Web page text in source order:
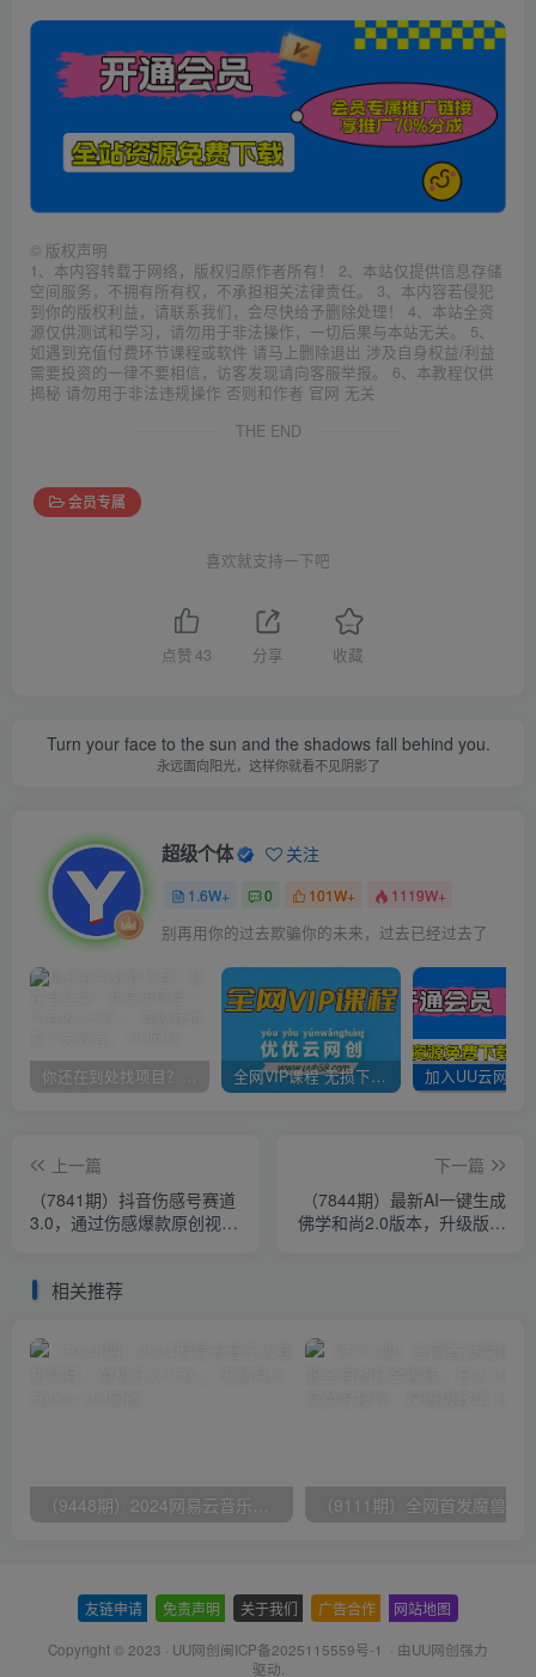
© 版权声明
1、本内容转载于网络，版权归原作者所有！ 2、本站仅提供信息存储
空间服务，不拥有所有权，不承担相关法律责任。 3、本内容若侵犯
到你的版权利益，请联系我们，会尽快给予删除处理！ 4、本站全资
源仅供测试和学习，请勿用于非法操作，一切后果与本站无关。 5、
如遇到充值付费环节课程或软件 请马上删除退出 涉及自身权益/利益
需要投资的一律不要相信，访客发现请向客服举报。 6、本教程仅供
揭秘 请勿用于非法违规操作 否则和作者 官网 无关
THE END
会员专属
喜欢就支持一下吧
点赞43 分享 收藏
Turn your face to the sun and the shadows fall behind you.
永远面向阳光，这样你就看不见阴影了
超级个体 关注
1.6W+ 0 101W+ 1119W+
别再用你的过去欺骗你的未来，过去已经过去了
你还在到处找项目？还在当韭菜？我靠卖项目一个月收入5万+，曾经我也是个失败者。 全网VIP课程 无损下载~
上一篇
（7841期）抖音伤感号赛道
3.0，通过伤感爆款原创视
下一篇
（7844期）最新AI一键生成
佛学和尚2.0版本，升级版无
相关推荐
友链申请 免责声明 关于我们 广告合作 网站地图
Copyright © 2023 · UU网创闽ICP备2025115559号-1 · 由UU网创强力
驱动.